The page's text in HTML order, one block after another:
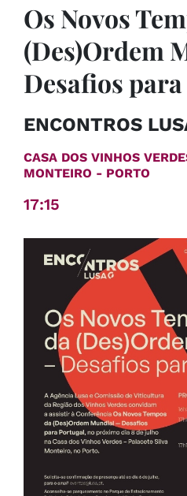
Os Novos
(Des)Ordem
Desafios
ENCONTROS
CASA DOS VINHOS
MONTEIRO - PORTO
17:15